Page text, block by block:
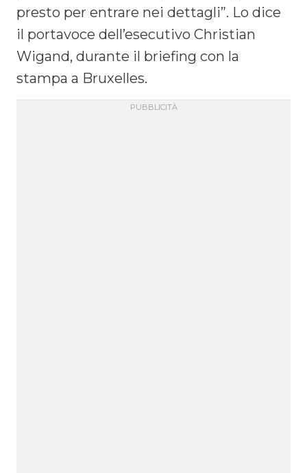
presto per entrare nei dettagli”. Lo dice
il portavoce dell’esecutivo Christian
Wigand, durante il briefing con la
stampa a Bruxelles.